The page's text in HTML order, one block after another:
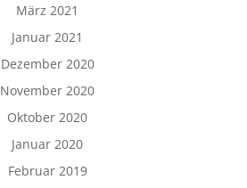
März 2021
Januar 2021
Dezember 2020
November 2020
Oktober 2020
Januar 2020
Februar 2019